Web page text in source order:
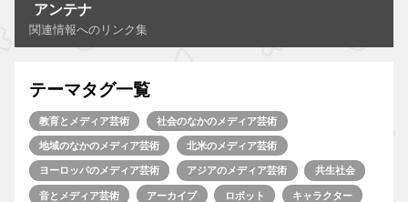
アンテナ
関連情報へのリンク集
テーマタグ一覧
教育とメディア芸術 社会のなかのメディア芸術
地域のなかのメディア芸術 北米のメディア芸術
ヨーロッパのメディア芸術 アジアのメディア芸術 共生社会
音とメディア芸術 アーカイブ ロボット キャラクター